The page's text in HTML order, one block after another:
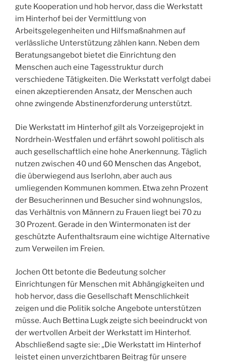
gute Kooperation und hob hervor, dass die Werkstatt
im Hinterhof bei der Vermittlung von
Arbeitsgelegenheiten und Hilfsmaßnahmen auf
verlässliche Unterstützung zählen kann. Neben dem
Beratungsangebot bietet die Einrichtung den
Menschen auch eine Tagesstruktur durch
verschiedene Tätigkeiten. Die Werkstatt verfolgt dabei
einen akzeptierenden Ansatz, der Menschen auch
ohne zwingende Abstinenzforderung unterstützt.
Die Werkstatt im Hinterhof gilt als Vorzeigeprojekt in
Nordrhein-Westfalen und erfährt sowohl politisch als
auch gesellschaftlich eine hohe Anerkennung. Täglich
nutzen zwischen 40 und 60 Menschen das Angebot,
die überwiegend aus Iserlohn, aber auch aus
umliegenden Kommunen kommen. Etwa zehn Prozent
der Besucherinnen und Besucher sind wohnungslos,
das Verhältnis von Männern zu Frauen liegt bei 70 zu
30 Prozent. Gerade in den Wintermonaten ist der
geschützte Aufenthaltsraum eine wichtige Alternative
zum Verweilen im Freien.
Jochen Ott betonte die Bedeutung solcher
Einrichtungen für Menschen mit Abhängigkeiten und
hob hervor, dass die Gesellschaft Menschlichkeit
zeigen und die Politik solche Angebote unterstützen
müsse. Auch Bettina Lugk zeigte sich beeindruckt von
der wertvollen Arbeit der Werkstatt im Hinterhof.
Abschließend sagte sie: „Die Werkstatt im Hinterhof
leistet einen unverzichtbaren Beitrag für unsere